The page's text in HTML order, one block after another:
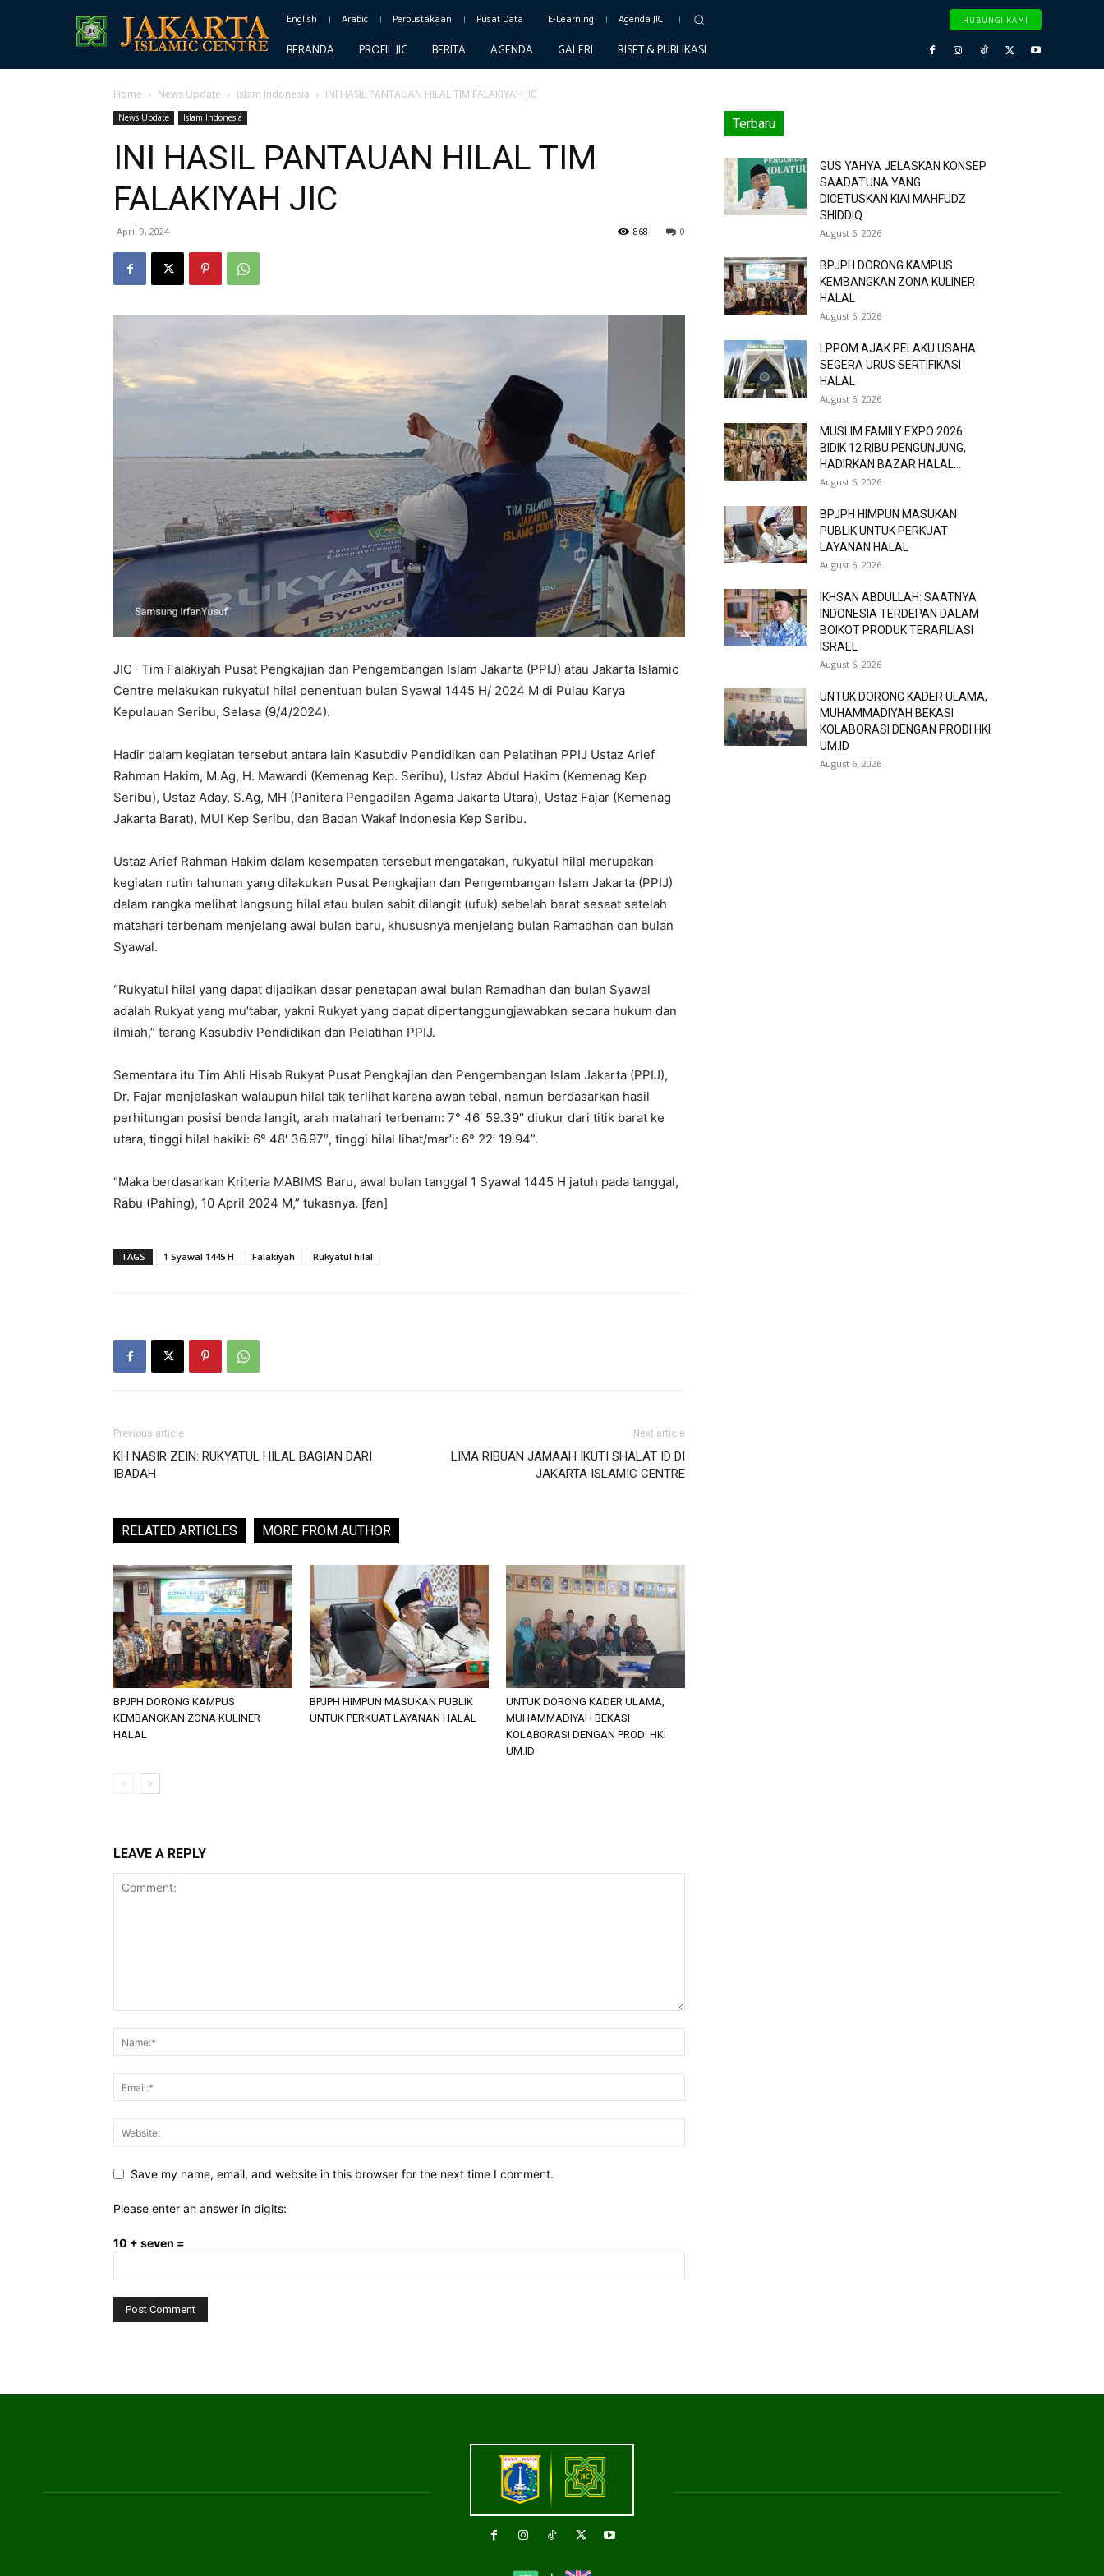
English Arabic Perpustakaan Pusat Data E-Learning Agenda JIC HUBUNGI KAMI
BERANDA PROFIL JIC BERITA AGENDA GALERI RISET & PUBLIKASI
Home News Update Islam Indonesia INI HASIL PANTAUAN HILAL TIM FALAKIYAH JIC
News Update Islam Indonesia
INI HASIL PANTAUAN HILAL TIM
FALAKIYAH JIC
April 9, 2024 0
868
JIC- Tim Falakiyah Pusat Pengkajian dan Pengembangan Islam Jakarta (PPIJ) atau Jakarta Islamic
Centre melakukan rukyatul hilal penentuan bulan Syawal 1445 H/ 2024 M di Pulau Karya
Kepulauan Seribu, Selasa (9/4/2024).
Hadir dalam kegiatan tersebut antara lain Kasubdiv Pendidikan dan Pelatihan PPIJ Ustaz Arief
Rahman Hakim, M.Ag, H. Mawardi (Kemenag Kep. Seribu), Ustaz Abdul Hakim (Kemenag Kep
Seribu), Ustaz Aday, S.Ag, MH (Panitera Pengadilan Agama Jakarta Utara), Ustaz Fajar (Kemenag
Jakarta Barat), MUI Kep Seribu, dan Badan Wakaf Indonesia Kep Seribu.
Ustaz Arief Rahman Hakim dalam kesempatan tersebut mengatakan, rukyatul hilal merupakan
kegiatan rutin tahunan yang dilakukan Pusat Pengkajian dan Pengembangan Islam Jakarta (PPIJ)
dalam rangka melihat langsung hilal atau bulan sabit dilangit (ufuk) sebelah barat sesaat setelah
matahari terbenam menjelang awal bulan baru, khususnya menjelang bulan Ramadhan dan bulan
Syawal.
“Rukyatul hilal yang dapat dijadikan dasar penetapan awal bulan Ramadhan dan bulan Syawal
adalah Rukyat yang mu’tabar, yakni Rukyat yang dapat dipertanggungjawabkan secara hukum dan
ilmiah,” terang Kasubdiv Pendidikan dan Pelatihan PPIJ.
Sementara itu Tim Ahli Hisab Rukyat Pusat Pengkajian dan Pengembangan Islam Jakarta (PPIJ),
Dr. Fajar menjelaskan walaupun hilal tak terlihat karena awan tebal, namun berdasarkan hasil
perhitungan posisi benda langit, arah matahari terbenam: 7° 46′ 59.39″ diukur dari titik barat ke
utara, tinggi hilal hakiki: 6° 48′ 36.97″, tinggi hilal lihat/mar’i: 6° 22′ 19.94”.
“Maka berdasarkan Kriteria MABIMS Baru, awal bulan tanggal 1 Syawal 1445 H jatuh pada tanggal,
Rabu (Pahing), 10 April 2024 M,” tukasnya. [fan]
TAGS 1 Syawal 1445 H Falakiyah Rukyatul hilal
Previous article
KH NASIR ZEIN: RUKYATUL HILAL BAGIAN DARI
IBADAH
Next article
LIMA RIBUAN JAMAAH IKUTI SHALAT ID DI
JAKARTA ISLAMIC CENTRE
RELATED ARTICLES MORE FROM AUTHOR
BPJPH DORONG KAMPUS
KEMBANGKAN ZONA KULINER
HALAL
BPJPH HIMPUN MASUKAN PUBLIK
UNTUK PERKUAT LAYANAN HALAL
UNTUK DORONG KADER ULAMA,
MUHAMMADIYAH BEKASI
KOLABORASI DENGAN PRODI HKI
UM.ID
LEAVE A REPLY
Save my name, email, and website in this browser for the next time I comment.
Please enter an answer in digits:
10 + seven =
Terbaru
GUS YAHYA JELASKAN KONSEP
SAADATUNA YANG
DICETUSKAN KIAI MAHFUDZ
SHIDDIQ
August 6, 2026
BPJPH DORONG KAMPUS
KEMBANGKAN ZONA KULINER
HALAL
August 6, 2026
LPPOM AJAK PELAKU USAHA
SEGERA URUS SERTIFIKASI
HALAL
August 6, 2026
MUSLIM FAMILY EXPO 2026
BIDIK 12 RIBU PENGUNJUNG,
HADIRKAN BAZAR HALAL...
August 6, 2026
BPJPH HIMPUN MASUKAN
PUBLIK UNTUK PERKUAT
LAYANAN HALAL
August 6, 2026
IKHSAN ABDULLAH: SAATNYA
INDONESIA TERDEPAN DALAM
BOIKOT PRODUK TERAFILIASI
ISRAEL
August 6, 2026
UNTUK DORONG KADER ULAMA,
MUHAMMADIYAH BEKASI
KOLABORASI DENGAN PRODI HKI
UM.ID
August 6, 2026